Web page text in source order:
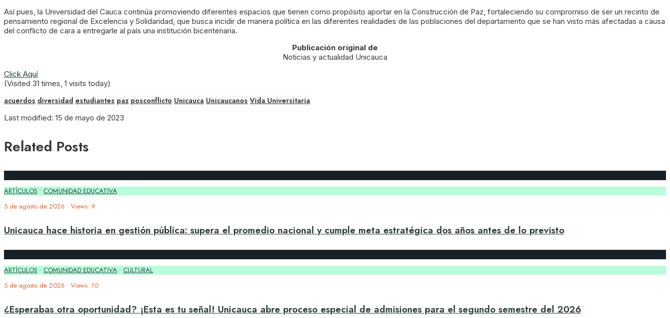
Así pues, la Universidad del Cauca continúa promoviendo diferentes espacios que tienen como propósito aportar en la Construcción de Paz, fortaleciendo su compromiso de ser un recinto de
pensamiento regional de Excelencia y Solidaridad, que busca incidir de manera política en las diferentes realidades de las poblaciones del departamento que se han visto más afectadas a causa
del conflicto de cara a entregarle al país una institución bicentenaria.
Publicación original de
Noticias y actualidad Unicauca
Click Aquí
(Visited 31 times, 1 visits today)
acuerdos diversidad estudiantes paz posconflicto Unicauca Unicaucanos Vida Universitaria
Last modified: 15 de mayo de 2023
Related Posts
ARTÍCULOS • COMUNIDAD EDUCATIVA
5 de agosto de 2026 • Views: 9
Unicauca hace historia en gestión pública: supera el promedio nacional y cumple meta estratégica dos años antes de lo previsto
ARTÍCULOS • COMUNIDAD EDUCATIVA • CULTURAL
5 de agosto de 2026 • Views: 10
¿Esperabas otra oportunidad? ¡Esta es tu señal! Unicauca abre proceso especial de admisiones para el segundo semestre del 2026